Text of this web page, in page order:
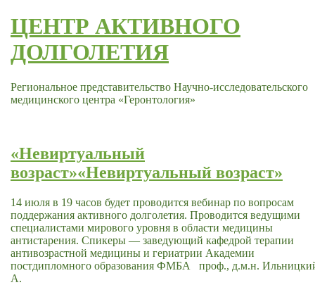
ЦЕНТР АКТИВНОГО
ДОЛГОЛЕТИЯ
Региональное представительство Научно-исследовательского
медицинского центра «Геронтология»
«Невиртуальный
возраст»«Невиртуальный возраст»
14 июля в 19 часов будет проводится вебинар по вопросам
поддержания активного долголетия. Проводится ведущими
специалистами мирового уровня в области медицины
антистарения. Спикеры — заведующий кафедрой терапии
антивозрастной медицины и гериатрии Академии
постдипломного образования ФМБА проф., д.м.н.
А.